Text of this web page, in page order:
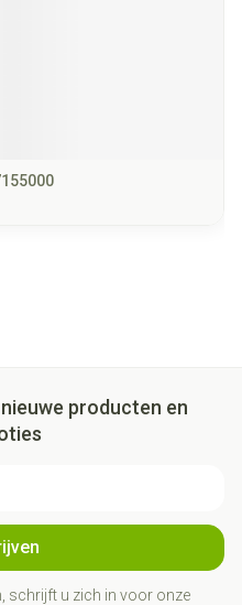
producten en
schrijft u zich in voor onze